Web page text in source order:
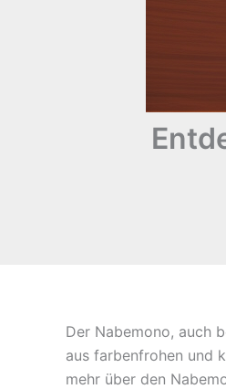
Der Nabemono, auch
aus farbenfrohen und
mehr über den